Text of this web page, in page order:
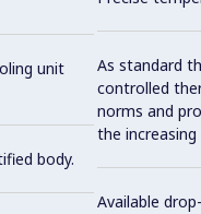
unit
body.
As standard
controlled
norms and
the
Available